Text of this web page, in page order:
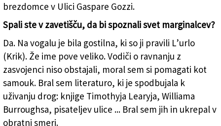
brezdomce v Ulici Gaspare Gozzi.
Spali ste v zavetišču, da bi spoznali svet marginalcev?
Da. Na vogalu je bila gostilna, ki so ji pravili L’urlo
(Krik). Že ime pove veliko. Vodiči o ravnanju z
zasvojenci niso obstajali, moral sem si pomagati kot
samouk. Bral sem literaturo, ki je spodbujala k
uživanju drog: knjige Timothyja Learyja, Williama
Burroughsa, pisateljev ulice ... Bral sem jih in ukrepal v
obratni smeri.